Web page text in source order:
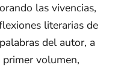
las vivencias,
literarias de
del autor, a
primer volumen,